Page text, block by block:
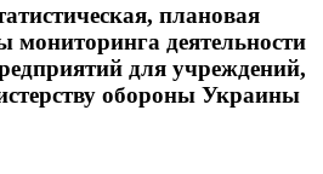
плановая
мониторинга деятельности
для учреждений,
обороны Украины